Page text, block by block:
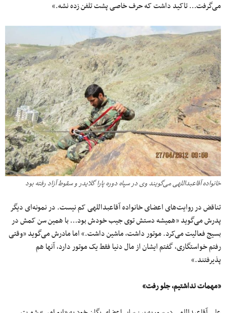
می‌گرفت… تاکید داشت که حرف خاصی پشت تلفن زده نشه.»
خانواده آقاعبداللهی می‌گویند وی در سپاه دوره پارا گلایدر و سقوط آزاد رفته بود
تناقض در روایت‌های اعضای خانواده آقاعبداللهی کم نیست. در نمونه‌ای دیگر
پدرش می‌گوید «همیشه دستش توی جیب خودش بود… با همین سن کمش در
بسیج فعالیت می‌کرد. موتور داشت، ماشین داشت.» اما مادرش می‌گوید «وقتی
رفتم خواستگاری، گفتم ایشان از مال دنیا فقط یک موتور دارد، آنها هم
پذیرفتند.»
«مهمات نداشتیم، جلو رفت»